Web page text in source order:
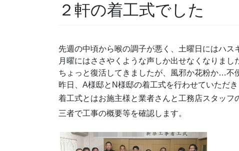
２軒の着工式でした
先週の中頃から喉の調子が悪く、土曜日にはハス
月曜にはささやくような声しか出せなくなりまし
ちょっと復活してきましたが、風邪か花粉か…不
昨日、A様邸とN様邸の着工式を行わせていただき
着工式とはお施主様と業者さんと工務店スタッフ
三者で工事の概要等を確認します。